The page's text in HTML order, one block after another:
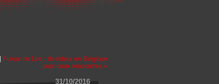
Fureur de Lire : de retour en Belgique
pour deux rencontres »
31/10/2016